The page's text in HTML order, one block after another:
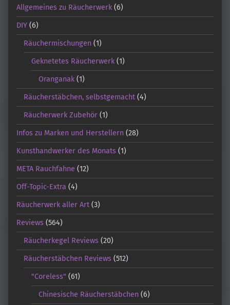
Allgemeines zu Räucherwerk (6)
DIY (6)
Räuchermischungen (1)
Geknetetes Räucherwerk(1)
Oranganak (1)
Räucherstäbchen, selbstgemacht (4)
Räucherwerk Zubehör (1)
Infos zu Marken und Herstellern (28)
Kunsthandwerker des Monats (1)
META Rauchfahne (12)
Off-Topic-Extra (4)
Räucherwerk aller Art (3)
Reviews (564)
Räucherkegel Reviews (20)
Räucherstäbchen Reviews (512)
"Coreless" (61)
Chinesische Räucherstäbchen (6)